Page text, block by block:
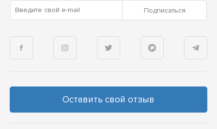
Введите свой e-mail Подписаться
Оставить свой отзыв